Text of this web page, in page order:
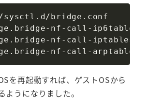
bridge.conf
nf-call-ip6tables
nf-call-iptables
nf-call-arptables
を再起動すれば、ゲストOSから
ようになりました。